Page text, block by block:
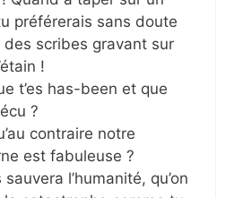
préférerais sans doute
des scribes gravant sur
!
t’es has-been et que
?
contraire notre
est fabuleuse ?
l’humanité, qu’on